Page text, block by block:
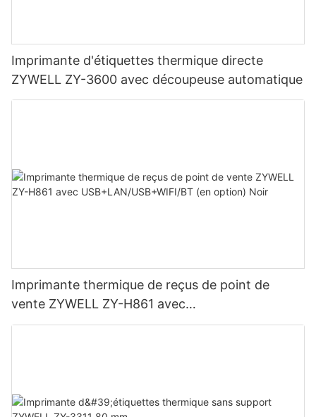
Imprimante d'étiquettes thermique directe
ZYWELL ZY-3600 avec découpeuse automatique
Imprimante thermique de reçus de point de
vente ZYWELL ZY-H861 avec
USB+LAN/USB+WIFI/BT (en option) Noir